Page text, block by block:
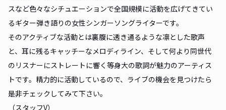
スなど色々なシチュエーションで全国規模に活動を広げてきてい
るギター弾き語りの女性シンガーソングライターです。
そのアクティブな活動とは裏腹に透き通るような凛とした歌声
と、耳に残るキャッチーなメロディライン、そして何より同世代
のリスナーにストレートに響く等身大の歌詞が魅力のアーティス
トです。精力的に活動しているので、ライブの機会を見つけたら
是非チェックしてみて下さい。
（スタッフV）